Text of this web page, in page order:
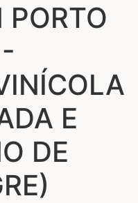
PORTO
E
DE